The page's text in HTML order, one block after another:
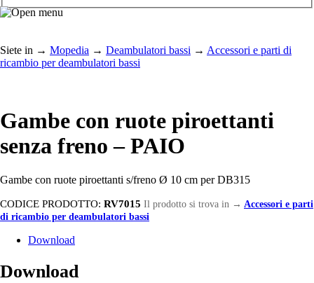
Siete in → Mopedia → Deambulatori bassi → Accessori e parti di
ricambio per deambulatori bassi
Gambe con ruote piroettanti
senza freno – PAIO
Gambe con ruote piroettanti s/freno Ø 10 cm per DB315
CODICE PRODOTTO: RV7015 Il prodotto si trova in → Accessori e parti
di ricambio per deambulatori bassi
Download
Download